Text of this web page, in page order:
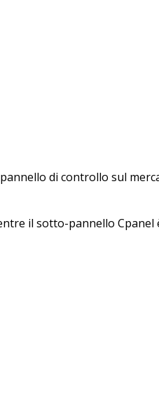
di controllo sul
il sotto-pannello